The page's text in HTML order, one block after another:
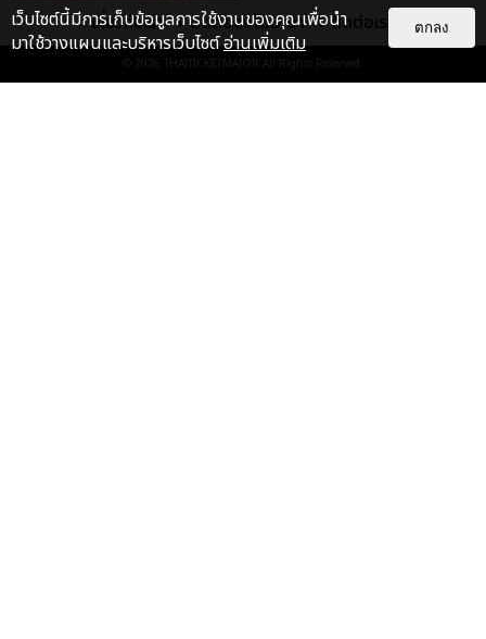
EXCLUSIVE
ไม่ว่าจะวันนี้หรือวันไหน ก็จะยังภูมิใจ
เกี่ยวกับเรา ติดต่อลงโฆษณา ติดต่อเรา
© 2026 THAITICKETMAJOR All Rights Reserved.
เว็บไซต์นี้มีการเก็บข้อมูลการใช้งานของคุณเพื่อนำ
มาใช้วางแผนและบริหารเว็บไซต์อ่านเพิ่มเติม
ตกลง